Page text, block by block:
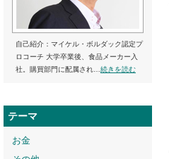
自己紹介：マイケル・ボルダック認定プ
ロコーチ 大学卒業後、食品メーカー入
社。購買部門に配属され…続きを読む
テーマ
お金